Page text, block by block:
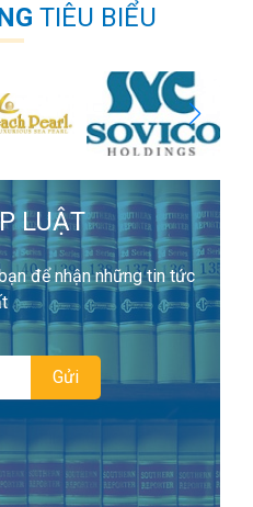
TIÊU BIỂU
LUẬT
để nhận những tin tức